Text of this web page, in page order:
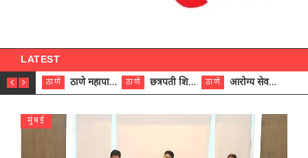
LATEST
ठाणे ठाणे महापालिकेच्या नऊ प्रभाग समित्यांवर अध्यक्ष विराजमान ठाणे छत्रपती शिवाजी महाराज रुग्णालयात दुर्मिळ ट्युमरची यशस्वी शस्त्रक्रिया ठाणे आरोग्य सेवक (पुरुष) पदावरून ११ कर्मचाऱ्यांना आरोग्य सहाय्यक (पुरुष) पदावर पदोन्नती; मुख्य कार्यकारी अधिकारी रणजित यादव यांच्या हस्ते आदेश वितरण
मुंबई